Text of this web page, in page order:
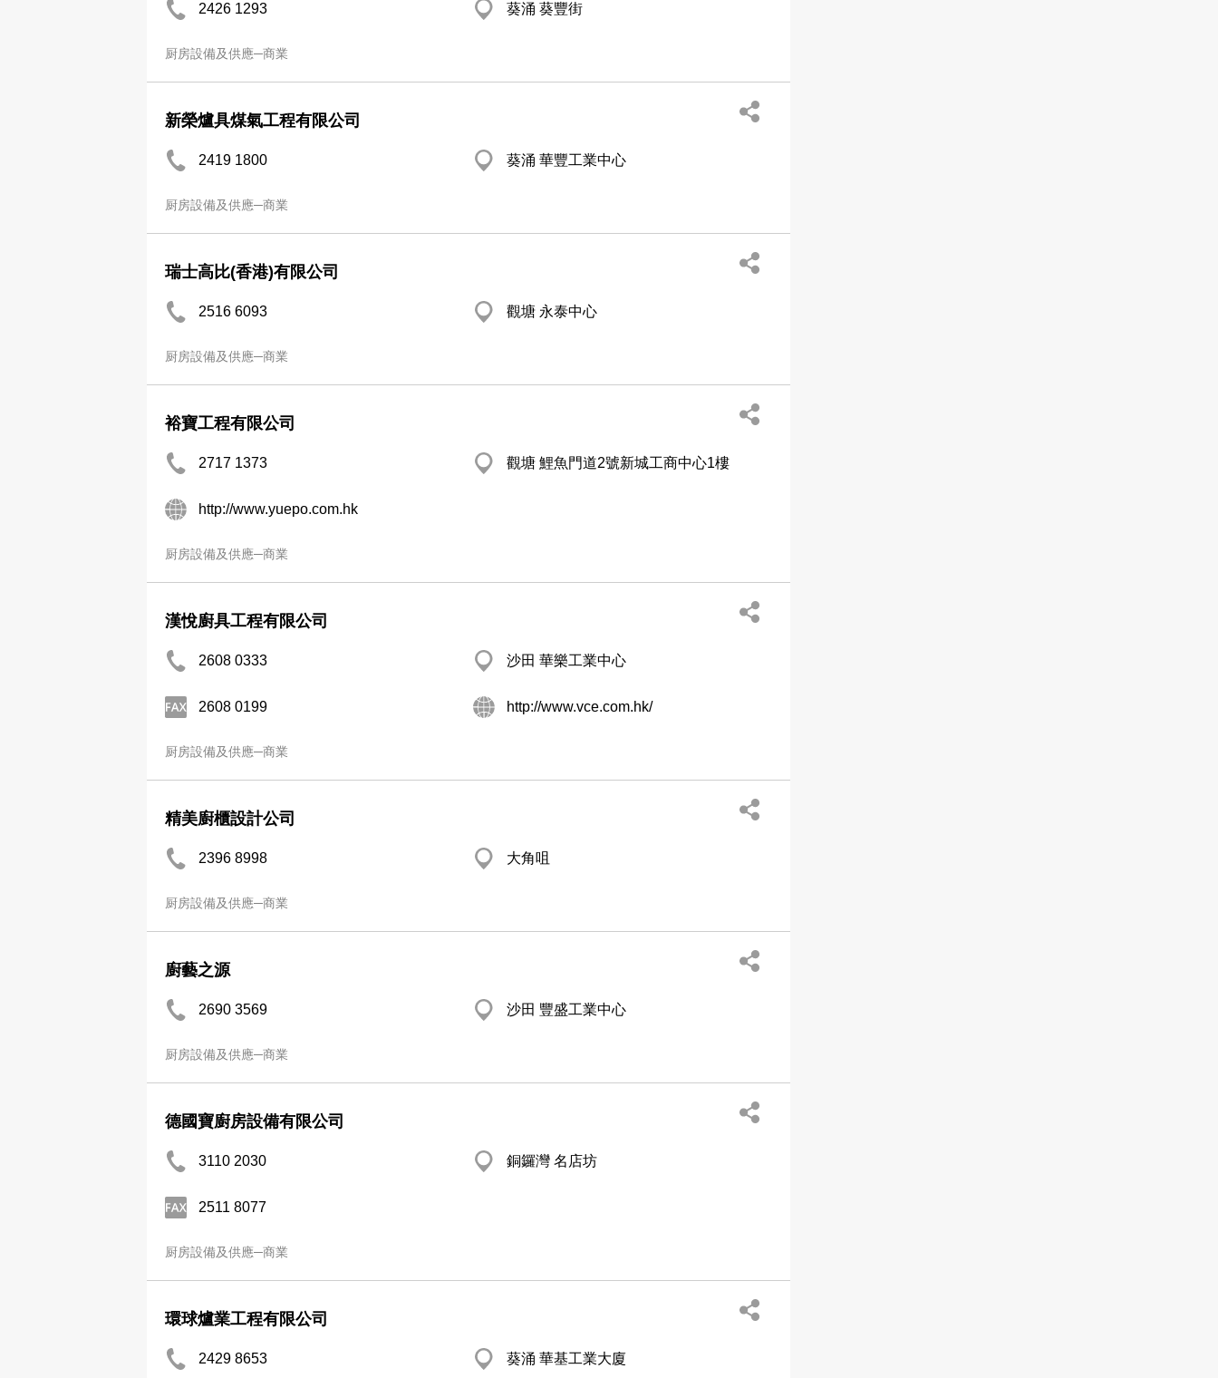
2426 1293 葵涌 葵豐街
厨房設備及供應─商業
新榮爐具煤氣工程有限公司
2419 1800 葵涌 華豐工業中心
厨房設備及供應─商業
瑞士高比(香港)有限公司
2516 6093 觀塘 永泰中心
厨房設備及供應─商業
裕寶工程有限公司
2717 1373 觀塘 鯉魚門道2號新城工商中心1樓
http://www.yuepo.com.hk
厨房設備及供應─商業
漢悅廚具工程有限公司
2608 0333 沙田 華樂工業中心
2608 0199 http://www.vce.com.hk/
厨房設備及供應─商業
精美廚櫃設計公司
2396 8998 大角咀
厨房設備及供應─商業
廚藝之源
2690 3569 沙田 豐盛工業中心
厨房設備及供應─商業
德國寶廚房設備有限公司
3110 2030 銅鑼灣 名店坊
2511 8077
厨房設備及供應─商業
環球爐業工程有限公司
2429 8653 葵涌 華基工業大廈